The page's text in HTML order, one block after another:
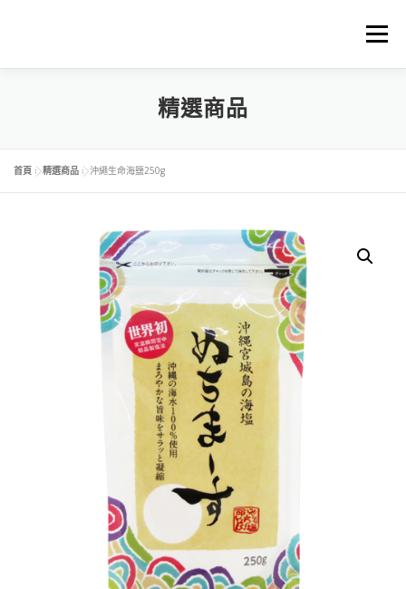
選單
關於中琉物產 代理進口品牌
料理食譜下載 商品料理BLOG
精選商品
首頁 »精選商品 »沖繩生命海鹽250g